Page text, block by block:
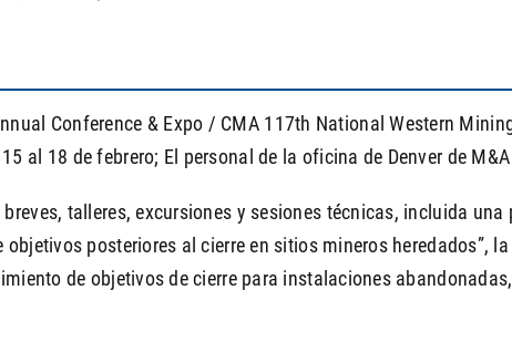
Conference & Expo / CMA 117th National Western
al 18 de febrero; El personal de la oficina de Denver de
talleres, excursiones y sesiones técnicas, incluida
posteriores al cierre en sitios mineros heredados”,
de objetivos de cierre para instalaciones